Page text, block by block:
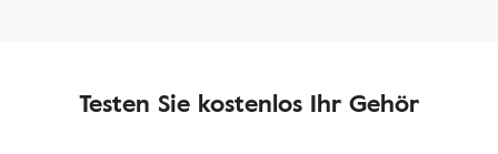
Testen Sie kostenlos Ihr Gehör